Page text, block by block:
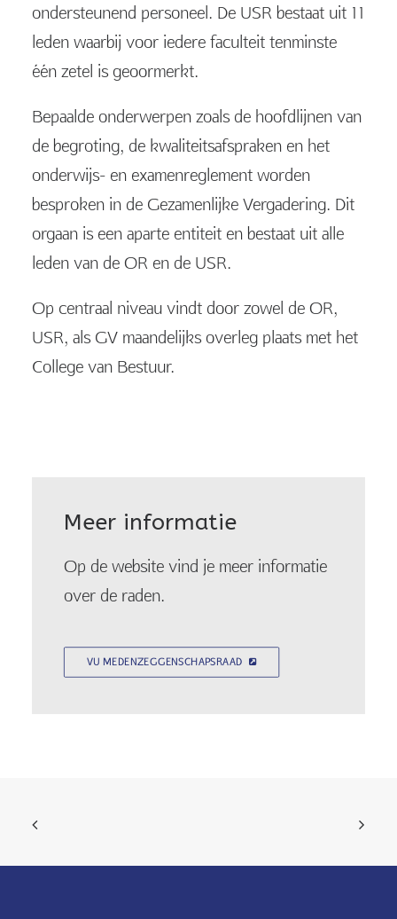
ondersteunend personeel. De USR bestaat uit 11
leden waarbij voor iedere faculteit tenminste
één zetel is geoormerkt.
Bepaalde onderwerpen zoals de hoofdlijnen van
de begroting, de kwaliteitsafspraken en het
onderwijs- en examenreglement worden
besproken in de Gezamenlijke Vergadering. Dit
orgaan is een aparte entiteit en bestaat uit alle
leden van de OR en de USR.
Op centraal niveau vindt door zowel de OR,
USR, als GV maandelijks overleg plaats met het
College van Bestuur.
Meer informatie
Op de website vind je meer informatie
over de raden.
VU MEDENZEGGENSCHAPSRAAD